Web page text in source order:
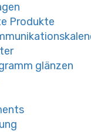
Produkte
glänzen